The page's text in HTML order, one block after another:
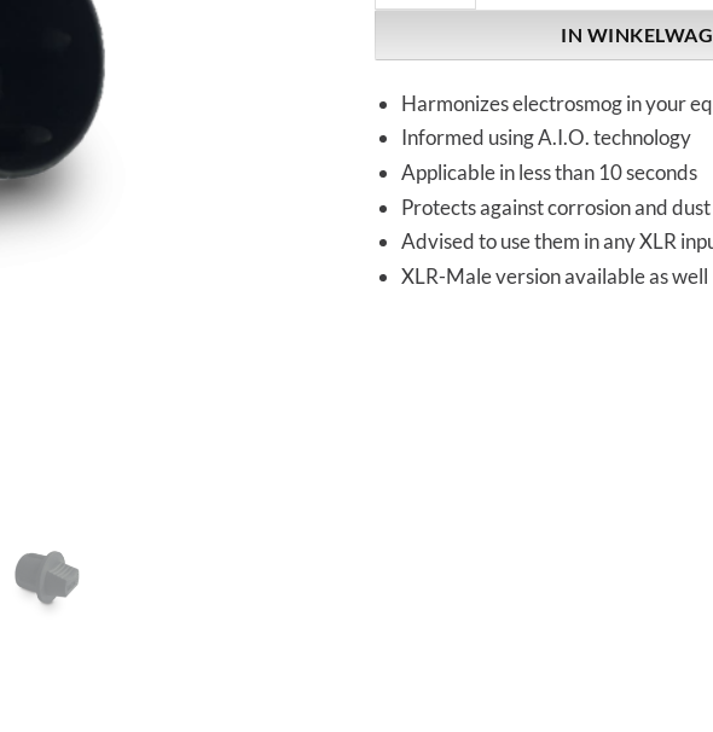
IN
Harmonizes electrosmog in your
Informed using A.I.O. technology
Applicable in less than 10 seconds
Protects against corrosion and dust
Advised to use them in any XLR
XLR-Male version available as well